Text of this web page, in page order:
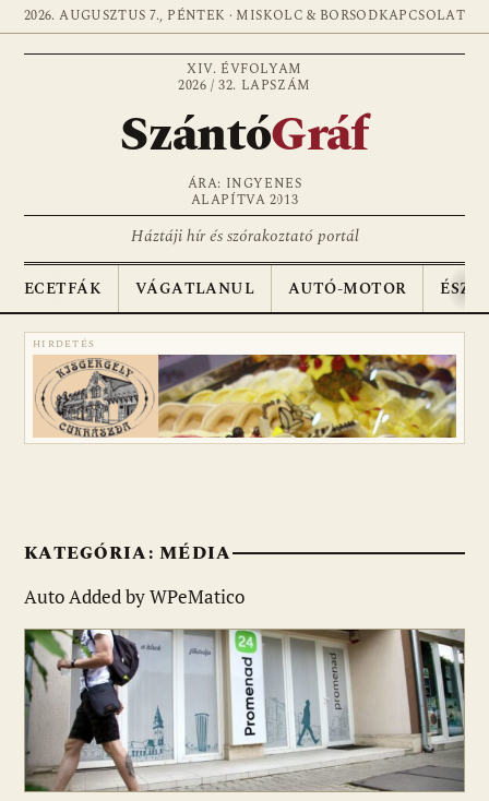
2026. AUGUSZTUS 7., PÉNTEK · MISKOLC & BORSODKAPCSOLAT
XIV. ÉVFOLYAM
2026 / 32. LAPSZÁM
SzántóGráf
ÁRA: INGYENES
ALAPÍTVA 2013
Háztáji hír és szórakoztató portál
ECETFÁK VÁGATLANUL AUTÓ-MOTOR
HIRDETÉS
KATEGÓRIA:MÉDIA
Auto Added by WPeMatico